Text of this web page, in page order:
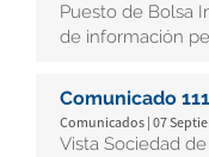
Puesto de Bolsa
de información
Comunicado
Comunicados | 07
Vista Sociedad